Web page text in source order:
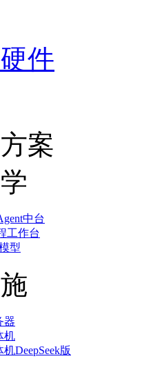
件
案
中台
工作台
型
器
机
DeepSeek版